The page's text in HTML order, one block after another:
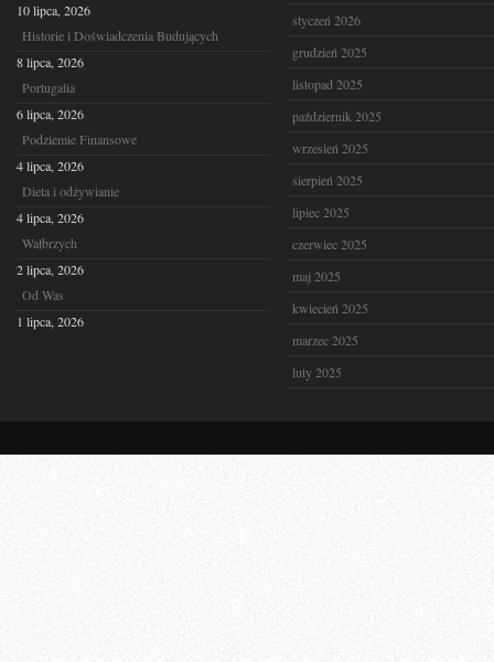
10 lipca, 2026
Historie i Doświadczenia Budujących
8 lipca, 2026
Portugalia
6 lipca, 2026
Podziemie Finansowe
4 lipca, 2026
Dieta i odżywianie
4 lipca, 2026
Wałbrzych
2 lipca, 2026
Od Was
1 lipca, 2026
styczeń 2026
grudzień 2025
listopad 2025
październik 2025
wrzesień 2025
sierpień 2025
lipiec 2025
czerwiec 2025
maj 2025
kwiecień 2025
marzec 2025
luty 2025